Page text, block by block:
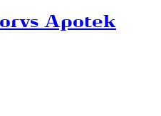
Apotek